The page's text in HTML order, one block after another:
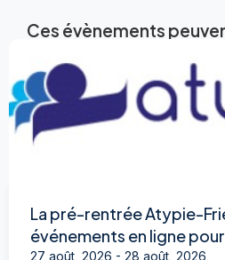
Ces évènements
La pré-rentrée Atypie-
événements en ligne
27 août, 2026 - 28 août, 2026